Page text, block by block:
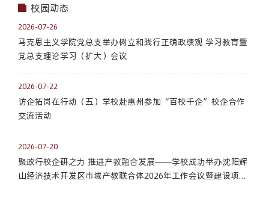
校园动态
2026-07-26
马克思主义学院党总支举办树立和践行正确政绩观 学习教育暨
党总支理论学习（扩大）会议
2026-07-22
访企拓岗在行动（五）学校赴惠州参加“百校千企”校企合作
交流活动
2026-07-20
聚政行校企研之力 推进产教融合发展——学校成功举办沈阳辉
山经济技术开发区市域产教联合体2026年工作会议暨建设项目